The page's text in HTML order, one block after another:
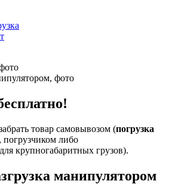
товар самовывозом (погрузка
либо
крупногабаритных грузов).
манипулятором